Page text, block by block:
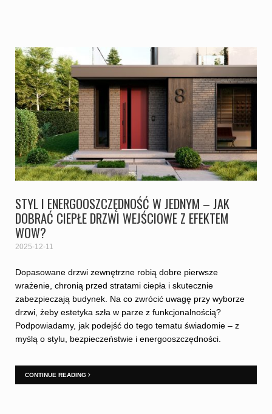
STYL I ENERGOOSZCZĘDNOŚĆ W JEDNYM – JAK
DOBRAĆ CIEPŁE DRZWI WEJŚCIOWE Z EFEKTEM
WOW?
2025-12-11
Dopasowane drzwi zewnętrzne robią dobre pierwsze
wrażenie, chronią przed stratami ciepła i skutecznie
zabezpieczają budynek. Na co zwrócić uwagę przy wyborze
drzwi, żeby estetyka szła w parze z funkcjonalnością?
Podpowiadamy, jak podejść do tego tematu świadomie – z
myślą o stylu, bezpieczeństwie i energooszczędności.
CONTINUE READING